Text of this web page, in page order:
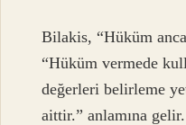
Bilakis, “Hüküm
“Hüküm vermede
değerleri belirleme
aittir.” anlamına gelir.